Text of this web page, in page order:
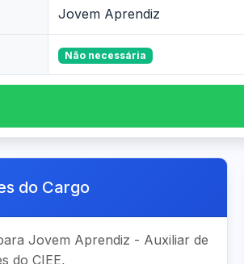
Jovem Aprendiz
Não necessária
do Cargo
Jovem Aprendiz - Auxiliar de
do CIEE,